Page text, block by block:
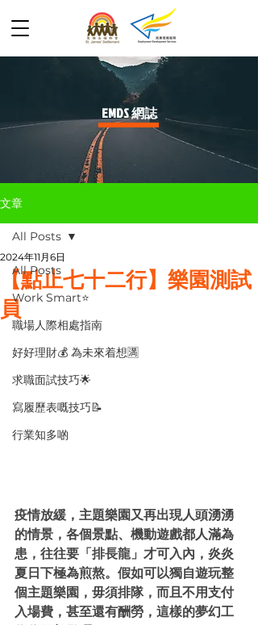
​EMDS 網誌
文章
All Posts
Work Smart⭐️
職場人際相處指南
好好理財💰 為未來着想🈵
求職面試技巧🌟
寫履歷表嘅技巧📝
行業知多啲
All Posts
【點止七十二行】樂園測試
員
2024年11月6日
疫情放緩，主題樂園又再出現人頭湧湧
的情景，各個景點、機動遊戲都人滿為
患，往往要「排長龍」才可入內，炎炎
夏日下極為煎熬。假如可以獨自遊玩整
個主題樂園，毋須排隊，而且不用支付
入場費，甚至還有酬勞，這樣的夢幻工